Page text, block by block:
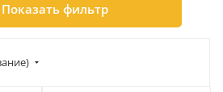
Показать фильтр